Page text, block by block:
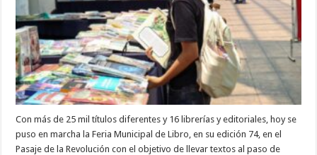
Con más de 25 mil títulos diferentes y 16 librerías y editoriales, hoy se
puso en marcha la Feria Municipal de Libro, en su edición 74, en el
Pasaje de la Revolución con el objetivo de llevar textos al paso de